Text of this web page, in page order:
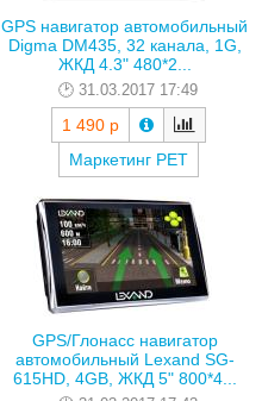
GPS навигатор автомобильный
Digma DM435, 32 канала, 1G,
ЖКД 4.3" 480*2...
31.03.2017 17:49
1 490 р
Маркетинг РЕТ
GPS/Глонасс навигатор
автомобильный Lexand SG-
615HD, 4GB, ЖКД 5" 800*4...